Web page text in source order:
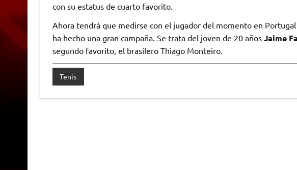
con su estatus de cuarto favorito.
Ahora tendrá que medirse con el jugador del momento en
ha hecho una gran campaña. Se trata del joven de 20 años Jaime
segundo favorito, el brasilero Thiago Monteiro.
Tenis